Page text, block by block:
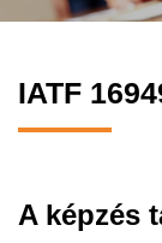
IATF
A képzés